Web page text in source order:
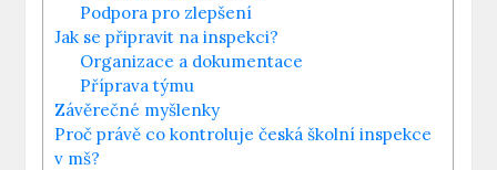
Podpora ⁣pro ⁢zlepšení
Jak⁤ se připravit ‍na⁣ inspekci?
Organizace a dokumentace
Příprava týmu
Závěrečné myšlenky
Proč právě co kontroluje česká školní inspekce
v mš?